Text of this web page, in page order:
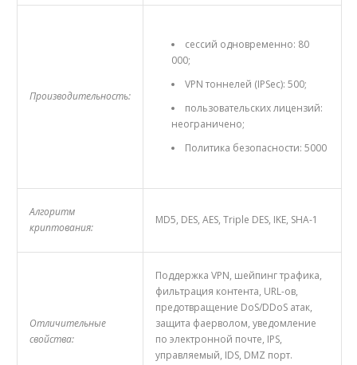
Производительность:
сессий одновременно: 80
000;
VPN тоннелей (IPSec): 500;
пользовательских лицензий:
неограничено;
Политика безопасности: 5000
Алгоритм
криптования:
MD5, DES, AES, Triple DES, IKE, SHA-1
Отличительные
свойства:
Поддержка VPN, шейпинг трафика,
фильтрация контента, URL-ов,
предотвращение DoS/DDoS атак,
защита фаерволом, уведомление
по электронной почте, IPS,
управляемый, IDS, DMZ порт.